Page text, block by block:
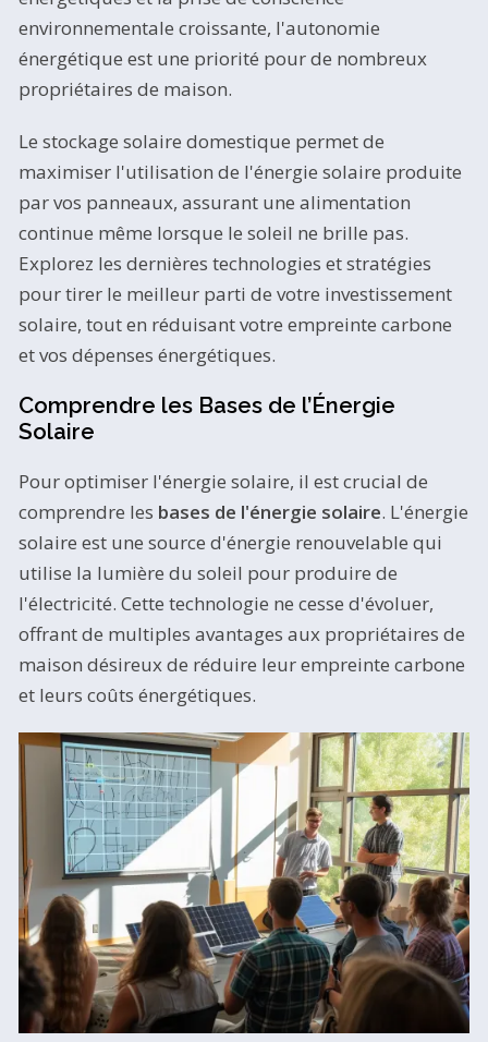
environnementale croissante, l'autonomie
énergétique est une priorité pour de nombreux
propriétaires de maison.
Le stockage solaire domestique permet de
maximiser l'utilisation de l'énergie solaire produite
par vos panneaux, assurant une alimentation
continue même lorsque le soleil ne brille pas.
Explorez les dernières technologies et stratégies
pour tirer le meilleur parti de votre investissement
solaire, tout en réduisant votre empreinte carbone
et vos dépenses énergétiques.
Comprendre les Bases de l’Énergie
Solaire
Pour optimiser l'énergie solaire, il est crucial de
comprendre les bases de l'énergie solaire. L'énergie
solaire est une source d'énergie renouvelable qui
utilise la lumière du soleil pour produire de
l'électricité. Cette technologie ne cesse d'évoluer,
offrant de multiples avantages aux propriétaires de
maison désireux de réduire leur empreinte carbone
et leurs coûts énergétiques.